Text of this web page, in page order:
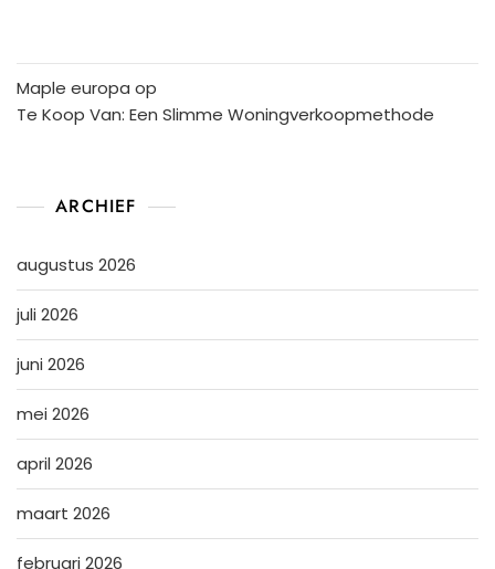
Maple europa op
Te Koop Van: Een Slimme Woningverkoopmethode
ARCHIEF
augustus 2026
juli 2026
juni 2026
mei 2026
april 2026
maart 2026
februari 2026